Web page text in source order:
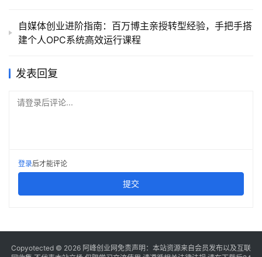
自媒体创业进阶指南：百万博主亲授转型经验，手把手搭
建个人OPC系统高效运行课程
发表回复
请登录后评论...
登录后才能评论
提交
Copyotected © 2026 阿峰创业网 免责声明：本站资源来自会员发布以及互联